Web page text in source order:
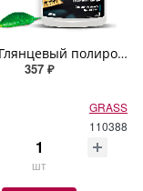
110388 Глянцевый полироль для кожи, резины и пластика GRASS "Polyrole Shine" 600мл
357 ₽
GRASS
110388
шт